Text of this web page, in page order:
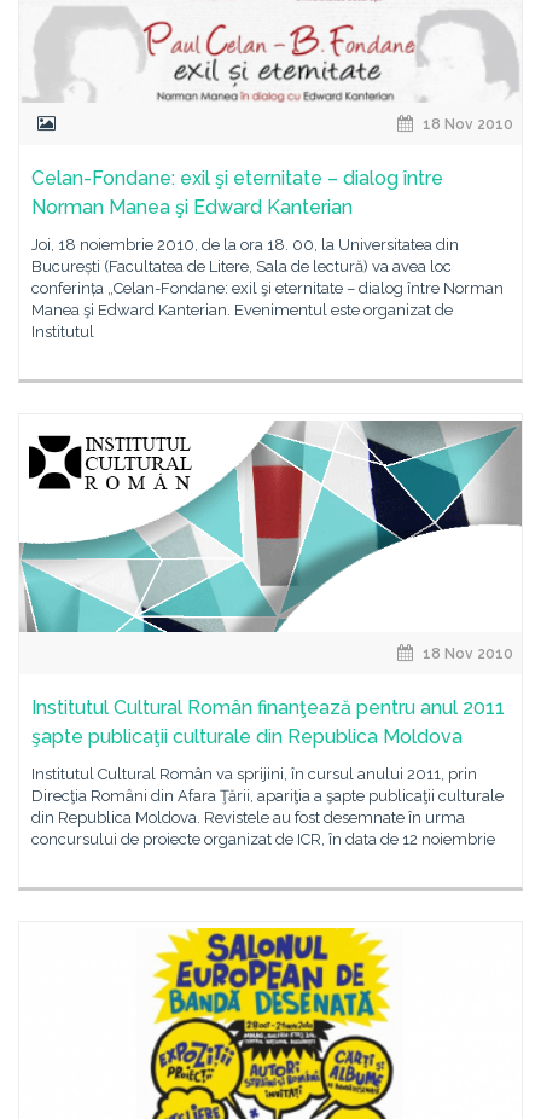
18 Nov 2010
Celan-Fondane: exil şi eternitate – dialog între
Norman Manea şi Edward Kanterian
Joi, 18 noiembrie 2010, de la ora 18. 00, la Universitatea din
București (Facultatea de Litere, Sala de lectură) va avea loc
conferința „Celan-Fondane: exil şi eternitate – dialog între Norman
Manea şi Edward Kanterian. Evenimentul este organizat de
Institutul
18 Nov 2010
Institutul Cultural Român finanţează pentru anul 2011
şapte publicaţii culturale din Republica Moldova
Institutul Cultural Român va sprijini, în cursul anului 2011, prin
Direcţia Români din Afara Ţării, apariţia a şapte publicaţii culturale
din Republica Moldova. Revistele au fost desemnate în urma
concursului de proiecte organizat de ICR, în data de 12 noiembrie